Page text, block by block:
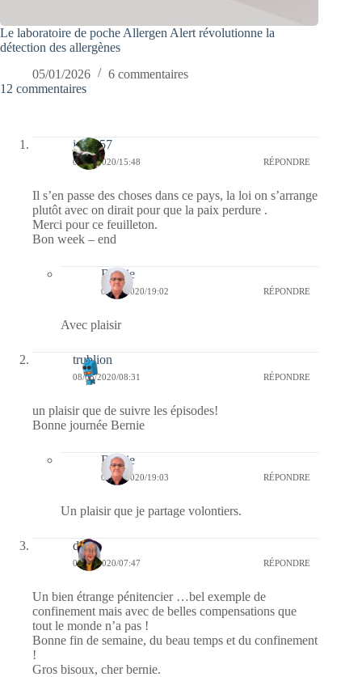
Le laboratoire de poche Allergen Alert révolutionne la
détection des allergènes
05/01/2026
6 commentaires
12 commentaires
jazzy57
08/05/2020/15:48 RÉPONDRE
Il s’en passe des choses dans ce pays, la loi on s’arrange
plutôt avec on dirait pour que la paix perdure .
Merci pour ce feuilleton.
Bon week – end
Bernie
08/05/2020/19:02 RÉPONDRE
Avec plaisir
trublion
08/05/2020/08:31 RÉPONDRE
un plaisir que de suivre les épisodes!
Bonne journée Bernie
Bernie
08/05/2020/19:03 RÉPONDRE
Un plaisir que je partage volontiers.
dom
08/05/2020/07:47 RÉPONDRE
Un bien étrange pénitencier …bel exemple de
confinement mais avec de belles compensations que
tout le monde n’a pas !
Bonne fin de semaine, du beau temps et du confinement
!
Gros bisoux, cher bernie.